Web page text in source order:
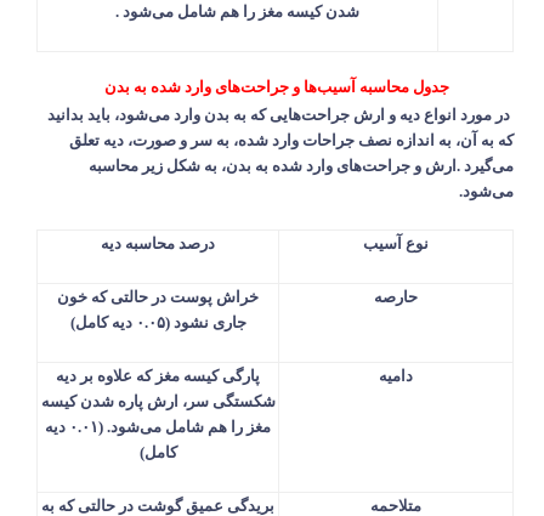
شدن کیسه مغز را هم شامل می‌شود .
جدول محاسبه آسیب‌ها و جراحت‌های وارد شده به بدن
در مورد انواع دیه و ارش جراحت‌هایی که به بدن وارد می‌شود، باید بدانید
که به آن، به اندازه نصف جراحات وارد شده، به سر و صورت، دیه تعلق
می‌گیرد .ارش و جراحت‌های وارد شده به بدن، به شکل زیر محاسبه
می‌شود.
نوع آسیب درصد محاسبه دیه
حارصه
خراش پوست در حالتی که خون
جاری نشود (۰.۰۵ دیه کامل)
دامیه
پارگی کیسه مغز که علاوه بر دیه
شکستگی سر، ارش پاره شدن کیسه
مغز را هم شامل می‌شود. (۰.۰۱ دیه
کامل)
متلاحمه
بریدگی عمیق گوشت در حالتی که به